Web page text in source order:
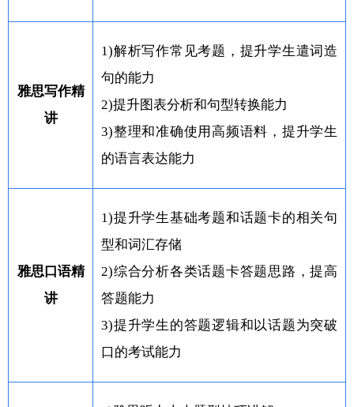
雅思写作精
讲
1)解析写作常见考题，提升学生遣词造
句的能力
2)提升图表分析和句型转换能力
3)整理和准确使用高频语料，提升学生
的语言表达能力
雅思口语精
讲
1)提升学生基础考题和话题卡的相关句
型和词汇存储
2)综合分析各类话题卡答题思路，提高
答题能力
3)提升学生的答题逻辑和以话题为突破
口的考试能力